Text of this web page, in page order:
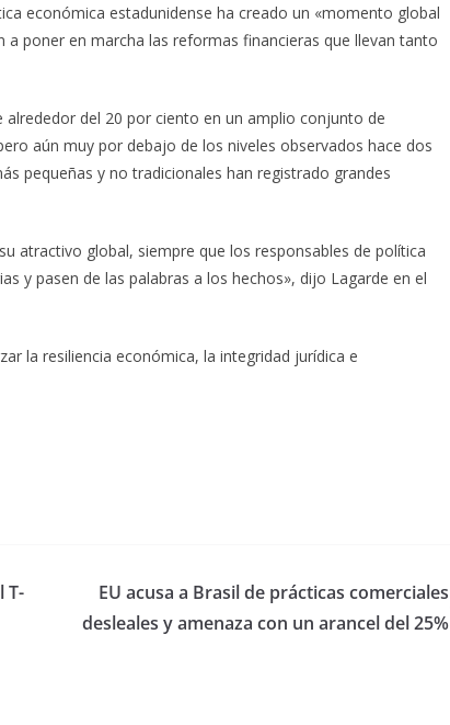
económica estadunidense ha creado un «momento global
poner en marcha las reformas financieras que llevan tanto
del 20 por ciento en un amplio conjunto de
aún muy por debajo de los niveles observados hace dos
pequeñas y no tradicionales han registrado grandes
atractivo global, siempre que los responsables de política
y pasen de las palabras a los hechos», dijo Lagarde en el
la resiliencia económica, la integridad jurídica e
T-
EU acusa a Brasil de prácticas comerciales
desleales y amenaza con un arancel del 25%